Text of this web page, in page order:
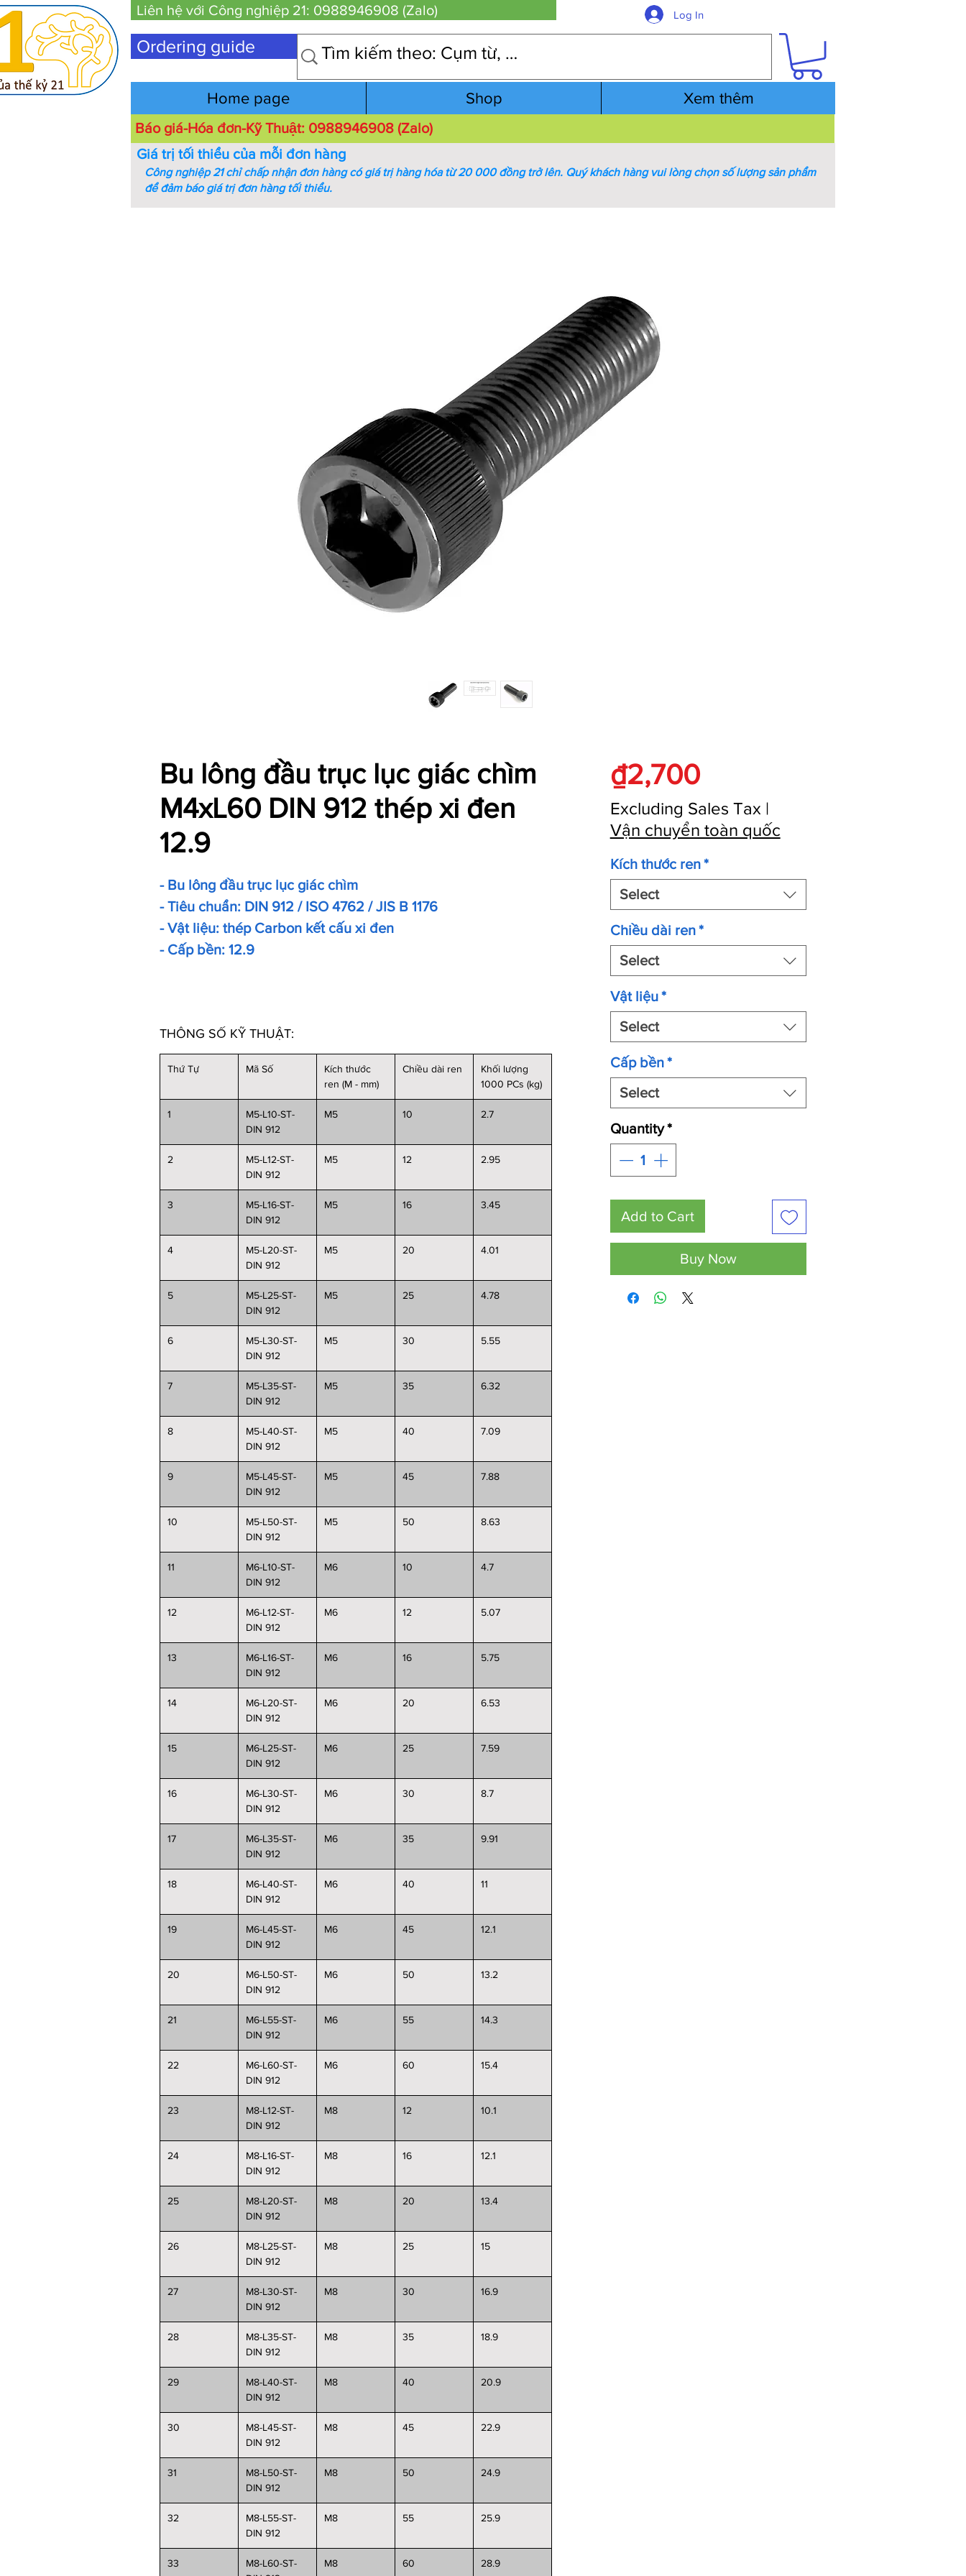
Liên hệ với Công nghiệp 21: 0988946908 (Zalo) Log In
Ordering guide
Home page Shop Xem thêm
Báo giá-Hóa đơn-Kỹ Thuật: 0988946908 (Zalo)
Bu lông đầu trục lục giác chìm
M4xL60 DIN 912 thép xi đen
12.9
- Bu lông đầu trục lục giác chìm
- Tiêu chuẩn: DIN 912 / ISO 4762 / JIS B 1176
- Vật liệu: thép Carbon kết cấu xi đen
- Cấp bền: 12.9
THÔNG SỐ KỸ THUẬT:
Thứ Tự Mã Số
Kích thước
ren (M - mm)
Chiều dài ren
Khối lượng
1000 PCs (kg)
1
M5-L10-ST-
DIN 912
M5 10 2.7
2
M5-L12-ST-
DIN 912
M5 12 2.95
3
M5-L16-ST-
DIN 912
M5 16 3.45
4
M5-L20-ST-
DIN 912
M5 20 4.01
5
M5-L25-ST-
DIN 912
M5 25 4.78
6
M5-L30-ST-
DIN 912
M5 30 5.55
7
M5-L35-ST-
DIN 912
M5 35 6.32
8
M5-L40-ST-
DIN 912
M5 40 7.09
9
M5-L45-ST-
DIN 912
M5 45 7.88
10
M5-L50-ST-
DIN 912
M5 50 8.63
11
M6-L10-ST-
DIN 912
M6 10 4.7
12
M6-L12-ST-
DIN 912
M6 12 5.07
13
M6-L16-ST-
DIN 912
M6 16 5.75
14
M6-L20-ST-
DIN 912
M6 20 6.53
15
M6-L25-ST-
DIN 912
M6 25 7.59
16
M6-L30-ST-
DIN 912
M6 30 8.7
17
M6-L35-ST-
DIN 912
M6 35 9.91
18
M6-L40-ST-
DIN 912
M6 40 11
19
M6-L45-ST-
DIN 912
M6 45 12.1
20
M6-L50-ST-
DIN 912
M6 50 13.2
21
M6-L55-ST-
DIN 912
M6 55 14.3
22
M6-L60-ST-
DIN 912
M6 60 15.4
23
M8-L12-ST-
DIN 912
M8 12 10.1
24
M8-L16-ST-
DIN 912
M8 16 12.1
25
M8-L20-ST-
DIN 912
M8 20 13.4
26
M8-L25-ST-
DIN 912
M8 25 15
27
M8-L30-ST-
DIN 912
M8 30 16.9
28
M8-L35-ST-
DIN 912
M8 35 18.9
29
M8-L40-ST-
DIN 912
M8 40 20.9
30
M8-L45-ST-
DIN 912
M8 45 22.9
31
M8-L50-ST-
DIN 912
M8 50 24.9
32
M8-L55-ST-
DIN 912
M8 55 25.9
33
M8-L60-ST-
M8 60 28.9
₫2,700Price
Excluding Sales Tax|
Vận chuyển toàn quốc
Kích thước ren*
Select
Chiều dài ren*
Select
Vật liệu*
Select
Cấp bền*
Select
Quantity*
Add to Cart
Buy Now
Giá trị tối thiểu của mỗi đơn hàng
Công nghiệp 21 chỉ chấp nhận đơn hàng có giá trị hàng hóa từ 20 000 đồng trở lên. Quý khách hàng vui lòng chọn số lượng sản phẩm
để đảm báo giá trị đơn hàng tối thiểu.